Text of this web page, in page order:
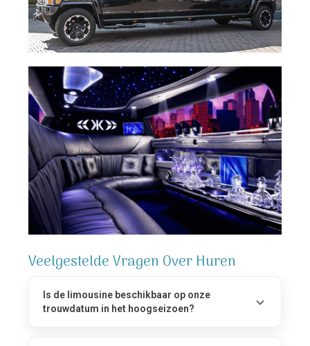
Veelgestelde Vragen Over Huren
Is de limousine beschikbaar op onze
trouwdatum in het hoogseizoen?